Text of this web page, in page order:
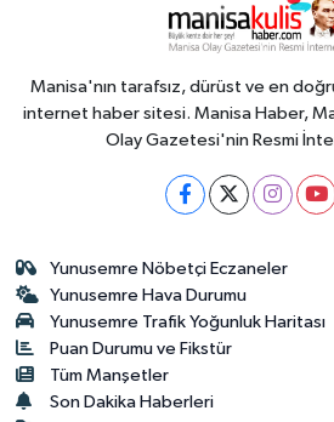
Manisa'nın tarafsız, dürüst ve en
internet haber sitesi. Manisa Haber,
Olay Gazetesi'nin Resmi
Yunusemre Nöbetçi Eczaneler
Yunusemre Hava Durumu
Yunusemre Trafik Yoğunluk Haritası
Puan Durumu ve Fikstür
Tüm Manşetler
Son Dakika Haberleri